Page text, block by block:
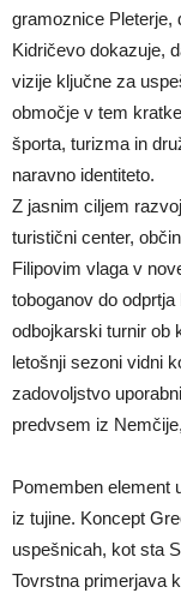
gramoznice Pleterje,
Kidričevo dokazuje,
vizije ključne za
območje v tem
športa, turizma in
naravno identiteto.
Z jasnim ciljem
turistični center,
Filipovim vlaga v
toboganov do
odbojkarski turnir ob
letošnji sezoni vidni
zadovoljstvo
predvsem iz
Pomemben element
iz tujine. Koncept
uspešnicah, kot sta
Tovrstna primerjava